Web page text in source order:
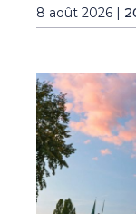
8 août 2026 |